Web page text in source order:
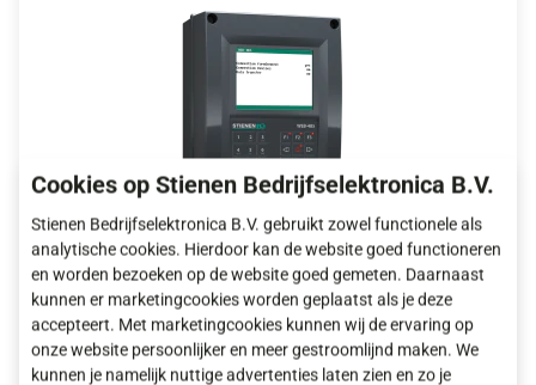
WEB-485
Webinterface tussen managementcomputer en
FarmConnect
Cookies op Stienen Bedrijfselektronica B.V.
Stienen Bedrijfselektronica B.V. gebruikt zowel functionele als
analytische cookies. Hierdoor kan de website goed functioneren
en worden bezoeken op de website goed gemeten. Daarnaast
kunnen er marketingcookies worden geplaatst als je deze
accepteert. Met marketingcookies kunnen wij de ervaring op
onze website persoonlijker en meer gestroomlijnd maken. We
kunnen je namelijk nuttige advertenties laten zien en zo je